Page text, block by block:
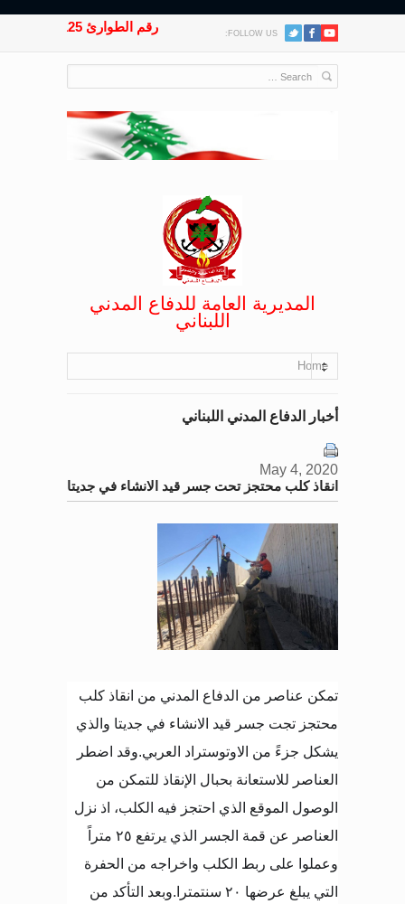
FOLLOW US: رقم الطوارئ 125
المديرية العامة للدفاع المدني
اللبناني
Home
أخبار الدفاع المدني اللبناني
May 4, 2020
انقاذ كلب محتجز تحت جسر قيد الانشاء في جديتا
تمكن عناصر من الدفاع المدني من انقاذ كلب
محتجز تجت جسر قيد الانشاء في جديتا والذي
يشكل جزءً من الاوتوستراد العربي.وقد اضطر
العناصر للاستعانة بحبال الإنقاذ للتمكن من
الوصول الموقع الذي احتجز فيه الكلب، اذ نزل
العناصر عن قمة الجسر الذي يرتفع ٢٥ متراً
وعملوا على ربط الكلب واخراجه من الحفرة
التي يبلغ عرضها ٢٠ سنتمترا
.وبعد التأكد من